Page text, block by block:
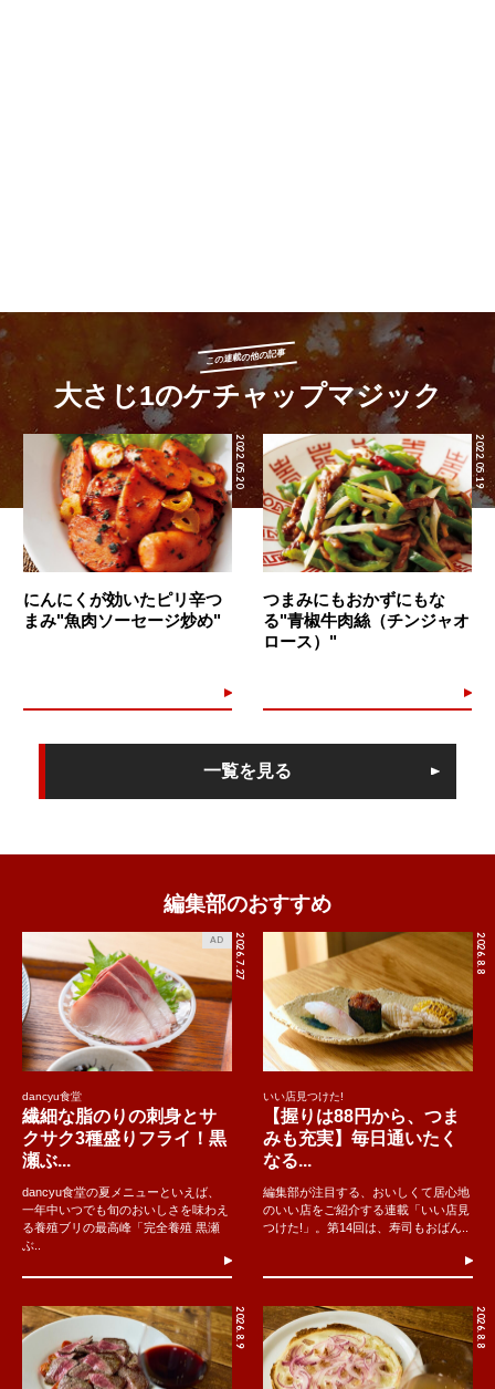
この連載の他の記事
大さじ1のケチャップマジック
2022.05.20
にんにくが効いたピリ辛つ
まみ"魚肉ソーセージ炒め"
2022.05.19
つまみにもおかずにもな
る"青椒牛肉絲（チンジャオ
ロース）"
一覧を見る
編集部のおすすめ
2026.7.27
AD
dancyu食堂
繊細な脂のりの刺身とサ
クサク3種盛りフライ！黒
瀬ぶ...
dancyu食堂の夏メニューといえば、
一年中いつでも旬のおいしさを味わえ
る養殖ブリの最高峰「完全養殖 黒瀬
ぶ..
2026.8.8
いい店見つけた!
【握りは88円から、つま
みも充実】毎日通いたく
なる...
編集部が注目する、おいしくて居心地
のいい店をご紹介する連載「いい店見
つけた!」。第14回は、寿司もおばん..
2026.8.9 2026.8.8